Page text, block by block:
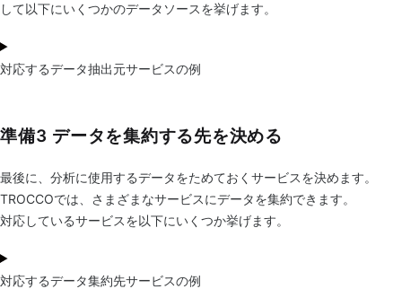
して以下にいくつかのデータソースを挙げます。
対応するデータ抽出元サービスの例
準備3 データを集約する先を決める
最後に、分析に使用するデータをためておくサービスを決めます。
TROCCOでは、さまざまなサービスにデータを集約できます。
対応しているサービスを以下にいくつか挙げます。
対応するデータ集約先サービスの例